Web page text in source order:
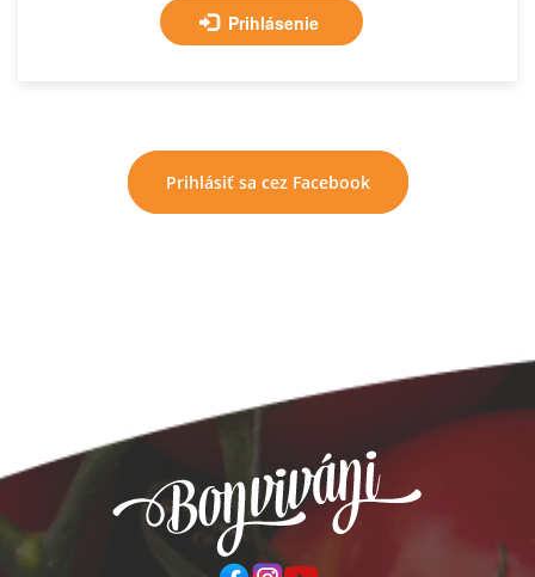
Prihlásenie
Prihlásiť sa cez Facebook